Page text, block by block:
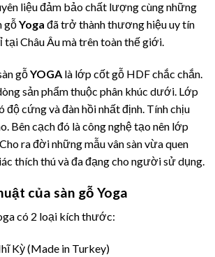
liệu đảm bảo chất lượng cùng những
gỗYoga đã trở thành thương hiệu uy tín
tại Châu Âu mà trên toàn thế giới.
gỗYOGA là lớp cốt gỗ HDF chắc chắn.
sản phẩm thuộc phân khúc dưới. Lớp
độ cứng và đàn hồi nhất định. Tính chịu
Bên cạch đó là công nghệ tạo nên lớp
ra đời những mẫu vân sàn vừa quen
thích thú và đa đạng cho người sử dụng.
của sàn gỗ Yoga
có 2 loại kích thước:
Kỳ (Made in Turkey)